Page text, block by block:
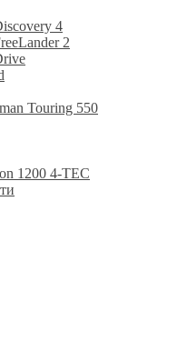
4
2
Touring 550
1200 4-TEC